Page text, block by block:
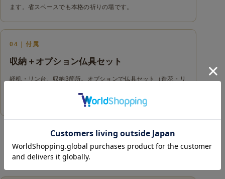
ます。省スペースでも本格の祈りの場です。
04｜付属
収納＋オプション仏具セット
経机・リン台、収納3箇所。オプションで仏具セット（造花・リ
— このお仏壇の詳細 —
仕様・サイズ・材質